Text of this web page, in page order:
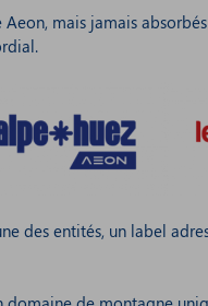
mais jamais
des entités, un label